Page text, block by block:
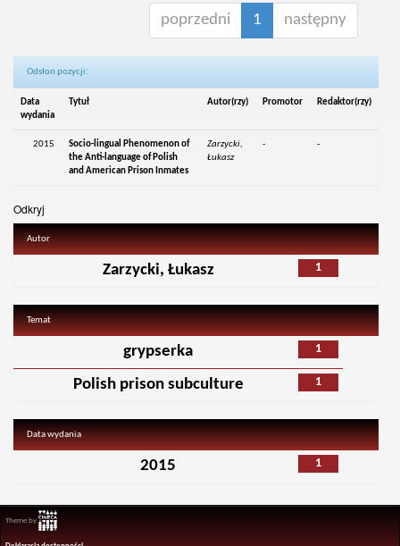
poprzedni 1 następny
Odsłon pozycji:
Data
wydania
Tytuł Autor(rzy) Promotor Redaktor(rzy)
2015
Socio-lingual Phenomenon of
the Anti-language of Polish
and American Prison Inmates
Zarzycki,
Łukasz
- -
Odkryj
Autor
1
Zarzycki, Łukasz
Temat
1
grypserka
1
Polish prison subculture
Data wydania
1
2015
Theme by